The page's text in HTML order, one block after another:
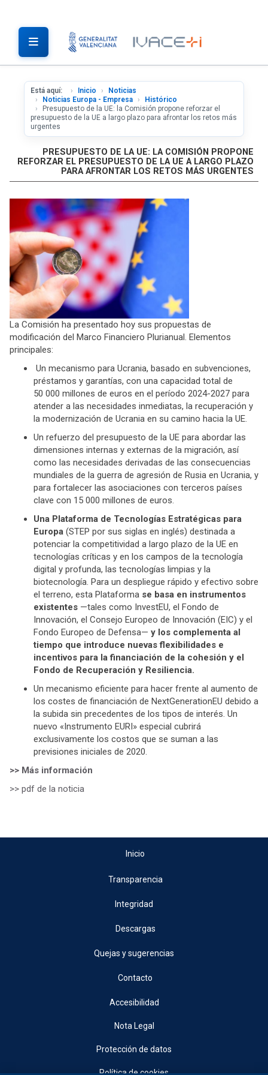
Está aquí: Inicio
Noticias
Noticias Europa - Empresa
Histórico
Presupuesto de la UE: la Comisión propone reforzar el
presupuesto de la UE a largo plazo para afrontar los retos más
urgentes
PRESUPUESTO DE LA UE: LA COMISIÓN PROPONE
REFORZAR EL PRESUPUESTO DE LA UE A LARGO PLAZO
PARA AFRONTAR LOS RETOS MÁS URGENTES
La Comisión ha presentado hoy sus propuestas de
modificación del Marco Financiero Plurianual. Elementos
principales:
Un mecanismo para Ucrania, basado en subvenciones,
préstamos y garantías, con una capacidad total de
50 000 millones de euros en el período 2024-2027 para
atender a las necesidades inmediatas, la recuperación y
la modernización de Ucrania en su camino hacia la UE.
Un refuerzo del presupuesto de la UE para abordar las
dimensiones internas y externas de la migración, así
como las necesidades derivadas de las consecuencias
mundiales de la guerra de agresión de Rusia en Ucrania, y
para fortalecer las asociaciones con terceros países
clave con 15 000 millones de euros.
Una Plataforma de Tecnologías Estratégicas para
Europa (STEP por sus siglas en inglés) destinada a
potenciar la competitividad a largo plazo de la UE en
tecnologías críticas y en los campos de la tecnología
digital y profunda, las tecnologías limpias y la
biotecnología. Para un despliegue rápido y efectivo sobre
el terreno, esta Plataforma se basa en instrumentos
existentes —tales como InvestEU, el Fondo de
Innovación, el Consejo Europeo de Innovación (EIC) y el
Fondo Europeo de Defensa— y los complementa al
tiempo que introduce nuevas flexibilidades e
incentivos para la financiación de la cohesión y el
Fondo de Recuperación y Resiliencia.
Un mecanismo eficiente para hacer frente al aumento de
los costes de financiación de NextGenerationEU debido a
la subida sin precedentes de los tipos de interés. Un
nuevo «Instrumento EURI» especial cubrirá
exclusivamente los costos que se suman a las
previsiones iniciales de 2020.
>> Más información
>> pdf de la noticia
Inicio
Transparencia
Integridad
Descargas
Quejas y sugerencias
Contacto
Accesibilidad
Nota Legal
Protección de datos
Política de cookies